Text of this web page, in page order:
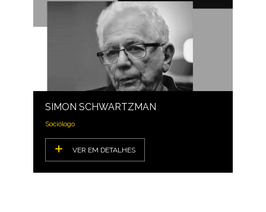
SIMON SCHWARTZMAN
Sociólogo
VER EM DETALHES